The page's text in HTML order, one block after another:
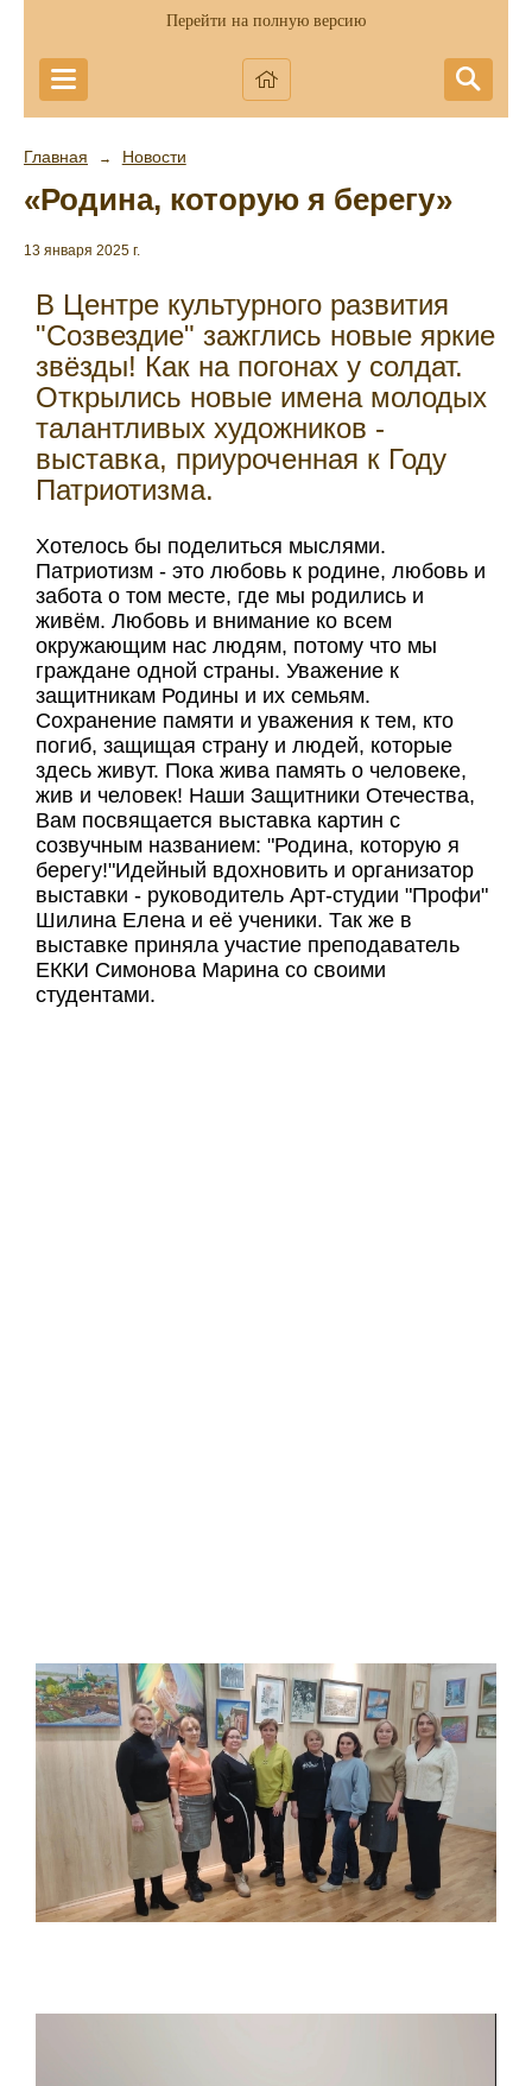
Перейти на полную версию
Главная → Новости
«Родина, которую я берегу»
13 января 2025 г.
В Центре культурного развития
"Созвездие" зажглись новые яркие
звëзды! Как на погонах у солдат.
Открылись новые имена молодых
талантливых художников -
выставка, приуроченная к Году
Патриотизма.
Хотелось бы поделиться мыслями.
Патриотизм - это любовь к родине, любовь и
забота о том месте, где мы родились и
живём. Любовь и внимание ко всем
окружающим нас людям, потому что мы
граждане одной страны. Уважение к
защитникам Родины и их семьям.
Сохранение памяти и уважения к тем, кто
погиб, защищая страну и людей, которые
здесь живут. Пока жива память о человеке,
жив и человек! Наши Защитники Отечества,
Вам посвящается выставка картин с
созвучным названием: "Родина, которую я
берегу!"Идейный вдохновить и организатор
выставки - руководитель Арт-студии "Профи"
Шилина Елена и её ученики. Так же в
выставке приняла участие преподаватель
ЕККИ Симонова Марина со своими
студентами.